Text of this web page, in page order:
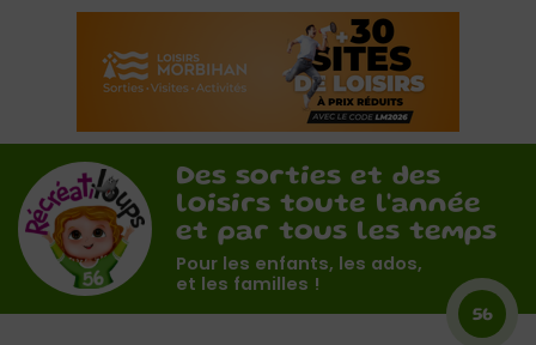
Des sorties et des
loisirs toute l'année
et par tous les temps
Pour les enfants, les ados,
et les familles !
56